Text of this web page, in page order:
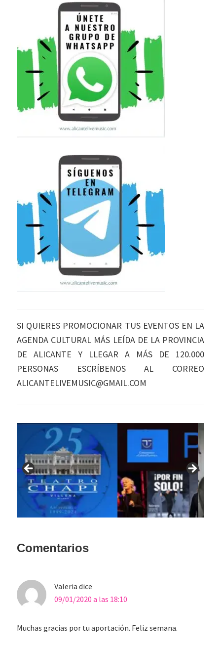
SI QUIERES PROMOCIONAR TUS EVENTOS EN LA
AGENDA CULTURAL MÁS LEÍDA DE LA PROVINCIA
DE ALICANTE Y LLEGAR A MÁS DE 120.000
PERSONAS ESCRÍBENOS AL CORREO
ALICANTELIVEMUSIC@GMAIL.COM
Interacciones
los
lectores
Comentarios
Valeria dice
09/01/2020 a las 18:10
Muchas gracias por tu aportación. Feliz semana.